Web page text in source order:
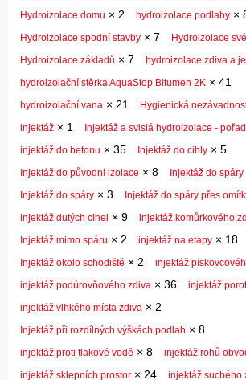
Hydroizolace domu × 2 hydroizolace podlahy ×
Hydroizolace spodní stavby × 7 Hydroizolace
Hydroizolace základů × 7 hydroizolace zdiva a
hydroizolační stěrka AquaStop Bitumen 2K × 41
hydroizolační vana × 21 Hygienická
injektáž × 1 Injektáž a svislá hydroizolace -
injektáž do betonu × 35 Injektáž do cihly × 5
Injektáž do původní izolace × 8 Injektáž do spáry
Injektáž do spáry × 3 Injektáž do spáry přes
injektáž dutých cihel × 9 injektáž komůrkového
Injektáž mimo spáru × 2 injektáž na etapy × 18
Injektáž okolo schodiště × 2 injektáž
injektáž podúrovňového zdiva × 36 injektáž
injektáž vlhkého místa zdiva × 2
Injektáž při rozdílných výškách podlah × 8
injektáž proti tlakové vodě × 8 injektáž rohů
injektáž sklepních prostor × 24 injektáž suchého